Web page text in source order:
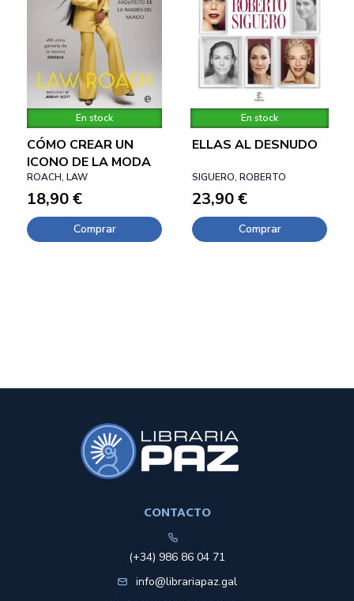
En stock
CÓMO CREAR UN
ICONO DE LA MODA
ROACH, LAW
18,90 €
Comprar
En stock
ELLAS AL DESNUDO
SIGUERO, ROBERTO
23,90 €
Comprar
CONTACTO
(+34) 986 86 04 71
info@librariapaz.gal